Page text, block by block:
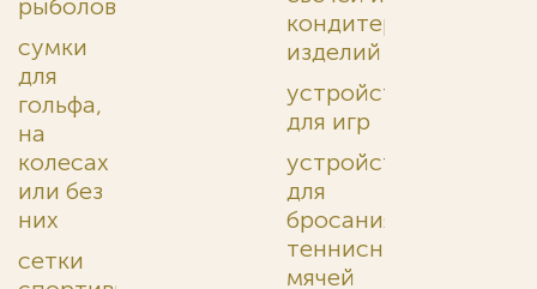
рыболовные
сумки
для
гольфа,
на
колесах
или без
них
сетки
кондитерских
изделий
устройства
для игр
устройства
для
бросания
теннисных
мячей